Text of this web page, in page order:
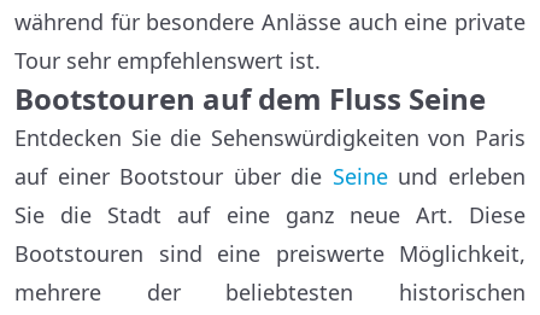
während für besondere Anlässe auch eine private
Tour sehr empfehlenswert ist.
Bootstouren auf dem Fluss Seine
Entdecken Sie die Sehenswürdigkeiten von Paris
auf einer Bootstour über die Seineund erleben
Sie die Stadt auf eine ganz neue Art. Diese
Bootstouren sind eine preiswerte Möglichkeit,
mehrere der beliebtesten historischen